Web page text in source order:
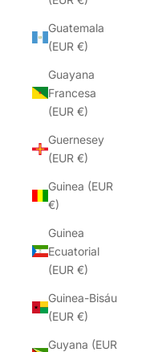
Guatemala
(EUR €)
Guayana
Francesa
(EUR €)
Guernesey
(EUR €)
Guinea (EUR
€)
Guinea
Ecuatorial
(EUR €)
Guinea-Bisáu
(EUR €)
Guyana (EUR